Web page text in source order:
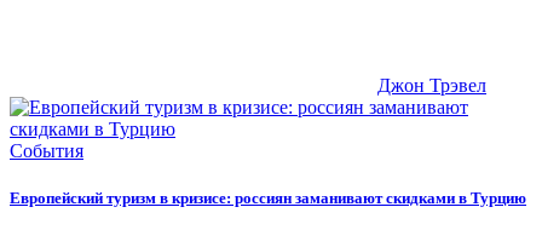
Джон Трэвел
События
Европейский туризм в кризисе: россиян заманивают скидками в Турцию